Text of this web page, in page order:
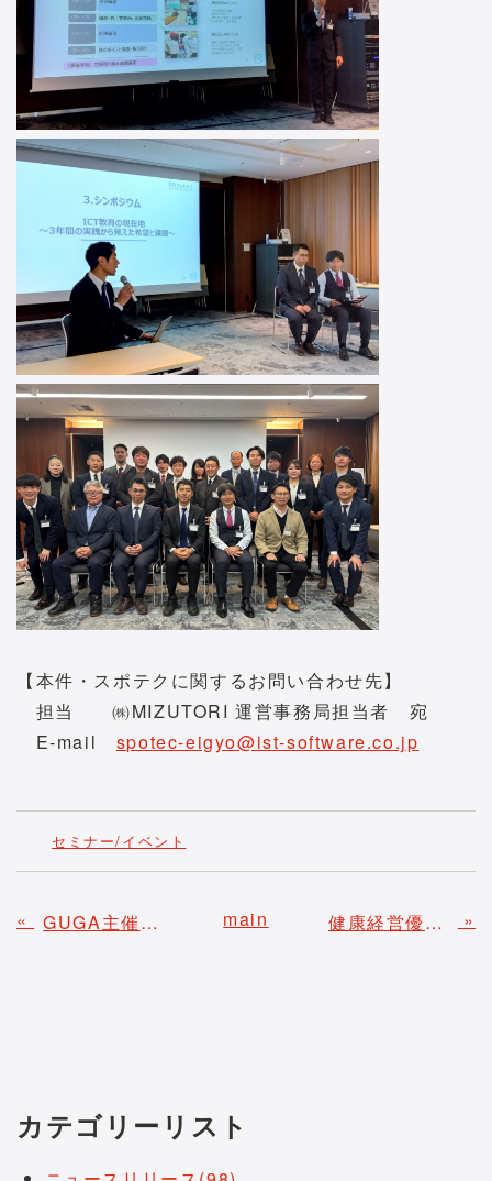
【本件・スポテクに関するお問い合わせ先】
担当 ㈱MIZUTORI 運営事務局担当者 宛
E-mail spotec-eigyo@ist-software.co.jp
セミナー/イベント
« GUGA主催「生成AI人材採用宣言プロジェクト2025」へ賛同いたしました main 健康経営優良法人2025および健康優良企業金の認定について »
カテゴリーリスト